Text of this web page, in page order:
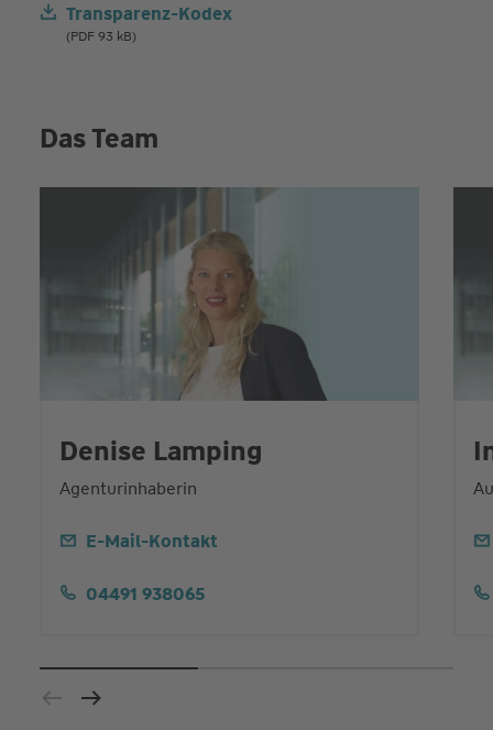
Transparenz-Kodex
(PDF 93 kB)
Das Team
Denise Lamping
Agenturinhaberin
E-Mail-Kontakt
04491 938065